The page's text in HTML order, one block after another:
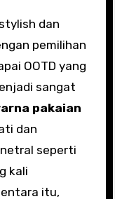
dan
pemilihan
OOTD yang
sangat
pakaian
dan
seperti
kali
itu,